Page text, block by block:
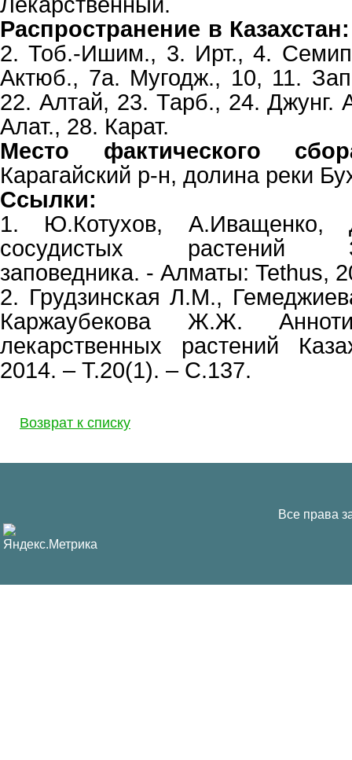
Распространение в Казахстан:
2. Тоб.-Ишим., 3. Ирт., 4.
Актюб., 7а. Мугодж., 10, 11.
22. Алтай, 23. Тарб., 24. Джунг.
Алат., 28. Карат.
Место фактического
Карагайский р-н, долина реки
Ссылки:
1. Ю.Котухов, А.Иващенко,
сосудистых растений
заповедника. - Алматы: Tethus,
2. Грудзинская Л.М.,
Каржаубекова Ж.Ж.
лекарственных растений
2014. – Т.20(1). – С.137.
Возврат к списку
Все права